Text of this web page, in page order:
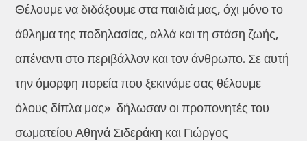
Θέλουμε να διδάξουμε στα παιδιά μας, όχι μόνο το
άθλημα της ποδηλασίας, αλλά και τη στάση ζωής,
απέναντι στο περιβάλλον και τον άνθρωπο. Σε αυτή
την όμορφη πορεία που ξεκινάμε σας θέλουμε
όλους δίπλα μας» δήλωσαν οι προπονητές του
σωματείου Αθηνά Σιδεράκη και Γιώργος